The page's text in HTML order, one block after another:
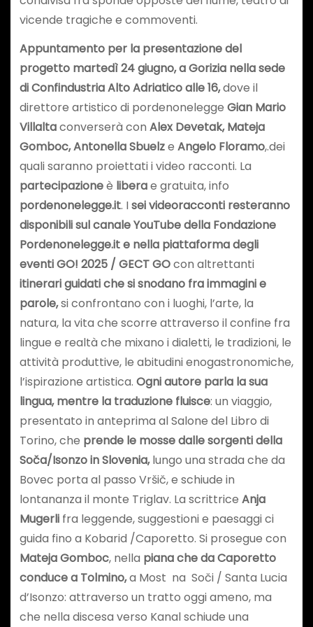
vicende tragiche e commoventi.
Appuntamento per la presentazione del
progetto martedì 24 giugno, a Gorizia nella sede
di Confindustria Alto Adriatico alle 16,dove il
direttore artistico di pordenonelegge Gian Mario
Villaltaconverserà con Alex Devetak, Mateja
Gomboc, Antonella Sbuelze Angelo Floramo,.dei
quali saranno proiettati i video racconti. La
partecipazioneè liberae gratuita, info
pordenonelegge.it. Isei videoracconti resteranno
disponibili sul canale YouTube della Fondazione
Pordenonelegge.it e nella piattaforma degli
eventi GO! 2025 / GECT GOcon altrettanti
itinerari guidati che si snodano fra immagini e
parole,si confrontano con i luoghi, l’arte, la
natura, la vita che scorre attraverso il confine fra
lingue e realtà che mixano i dialetti, le tradizioni, le
attività produttive, le abitudini enogastronomiche,
l’ispirazione artistica. Ogni autore parla la sua
lingua, mentre la traduzione fluisce: un viaggio,
presentato in anteprima al Salone del Libro di
Torino, che prende le mosse dalle sorgenti della
Soča/Isonzo in Slovenia,lungo una strada che da
Bovec porta al passo Vršič, e schiude in
lontananza il monte Triglav. La scrittrice Anja
Mugerli fra leggende, suggestioni e paesaggi ci
guida fino a Kobarid /Caporetto. Si prosegue con
Mateja Gomboc, nella piana che da Caporetto
conduce a Tolmino,a Most na Soči / Santa Lucia
d’Isonzo: attraverso un tratto oggi ameno, ma
che nella discesa verso Kanal schiude una